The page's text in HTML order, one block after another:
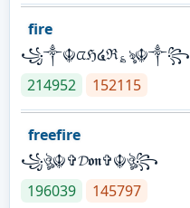
fire
꧁༒☬ᤂℌ໔ℜ؏ৡ☬༒꧂
214952
152115
freefire
꧁ঔৣ☬✞𝓓𝖔𝖓✞☬ঔৣ꧂
196039
145797